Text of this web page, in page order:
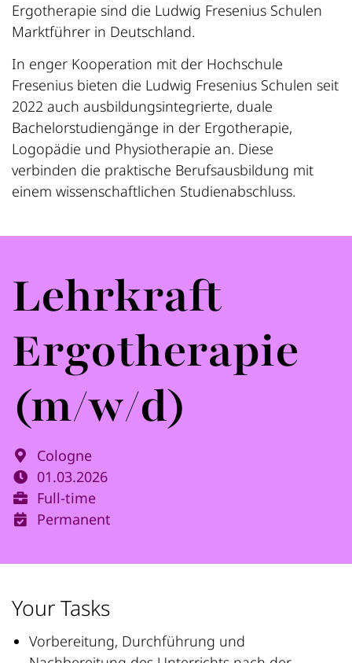
Lehrkraft
Ergotherapie
(m/w/d)
Cologne
01.03.2026
Full-time
Permanent
Ergotherapie sind die Ludwig Fresenius Schulen
Marktführer in Deutschland.
In enger Kooperation mit der Hochschule
Fresenius bieten die Ludwig Fresenius Schulen seit
2022 auch ausbildungsintegrierte, duale
Bachelorstudiengänge in der Ergotherapie,
Logopädie und Physiotherapie an. Diese
verbinden die praktische Berufsausbildung mit
einem wissenschaftlichen Studienabschluss.
Your Tasks
Vorbereitung, Durchführung und